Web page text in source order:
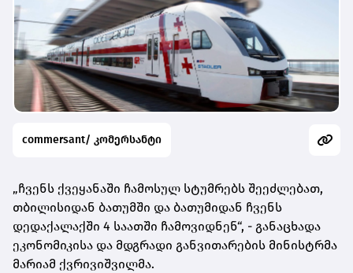
commersant/ კომერსანტი
„ჩვენს ქვეყანაში ჩამოსულ სტუმრებს შეეძლებათ,
თბილისიდან ბათუმში და ბათუმიდან ჩვენს
დედაქალაქში 4 საათში ჩამოვიდნენ“, - განაცხადა
ეკონომიკისა და მდგრადი განვითარების მინისტრმა
მარიამ ქვრივიშვილმა.